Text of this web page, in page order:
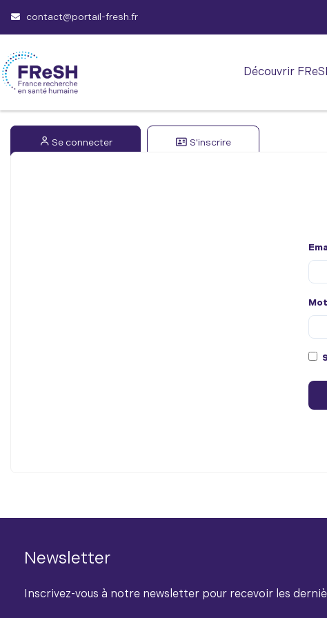
contact@portail-fresh.fr
Découvrir
Se connecter S'inscrire
Newsletter
Inscrivez-vous à notre newsletter pour recevoir les